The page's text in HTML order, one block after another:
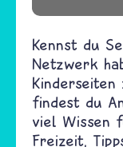
Kennst du
Netzwerk
Kinderseiten
findest du
viel Wissen
Freizeit,